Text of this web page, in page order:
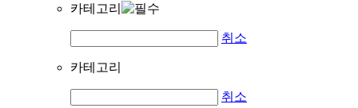
카테고리
취소
카테고리
취소